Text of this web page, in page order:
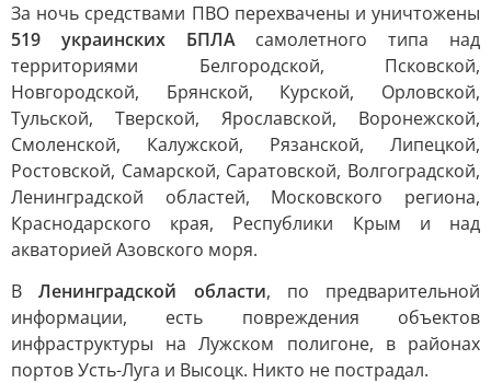
За ночь средствами ПВО перехвачены и уничтожены
519 украинских БПЛАсамолетного типа над
территориями Белгородской, Псковской,
Новгородской, Брянской, Курской, Орловской,
Тульской, Тверской, Ярославской, Воронежской,
Смоленской, Калужской, Рязанской, Липецкой,
Ростовской, Самарской, Саратовской, Волгоградской,
Ленинградской областей, Московского региона,
Краснодарского края, Республики Крым и над
акваторией Азовского моря.
ВЛенинградской области, по предварительной
информации, есть повреждения объектов
инфраструктуры на Лужском полигоне, в районах
портов Усть-Луга и Высоцк. Никто не пострадал.